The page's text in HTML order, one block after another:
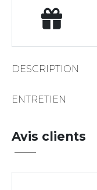
DESCRIPTION
ENTRETIEN
Avis clients